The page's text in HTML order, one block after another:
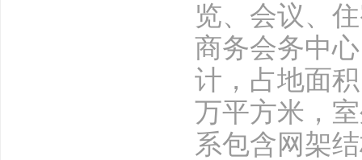
览、会议、
商务会务中
计，占地面
万平方米，
系包含网架